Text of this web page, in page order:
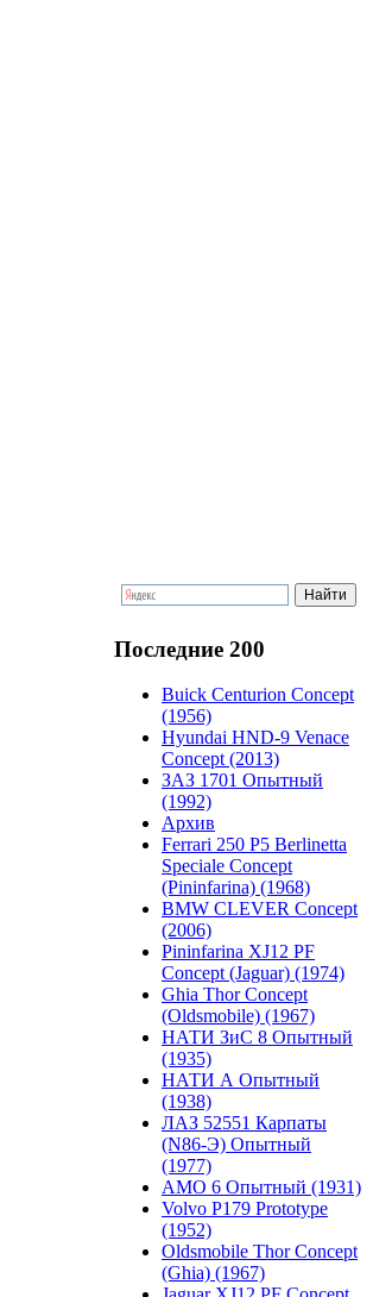
Последние 200
Buick Centurion Concept
(1956)
Hyundai HND-9 Venace
Concept (2013)
ЗАЗ 1701 Опытный
(1992)
Архив
Ferrari 250 P5 Berlinetta
Speciale Concept
(Pininfarina) (1968)
BMW CLEVER Concept
(2006)
Pininfarina XJ12 PF
Concept (Jaguar) (1974)
Ghia Thor Concept
(Oldsmobile) (1967)
НАТИ ЗиС 8 Опытный
(1935)
НАТИ А Опытный
(1938)
ЛАЗ 52551 Карпаты
(N86-Э) Опытный
(1977)
АМО 6 Опытный (1931)
Volvo P179 Prototype
(1952)
Oldsmobile Thor Concept
(Ghia) (1967)